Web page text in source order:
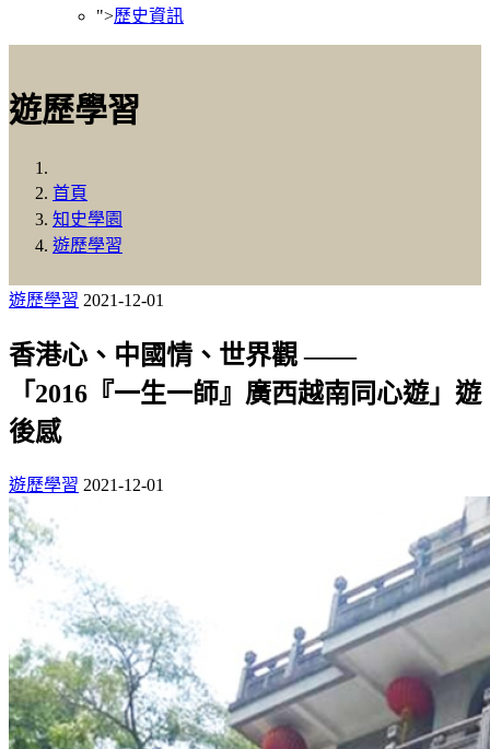
">歷史資訊
遊歷學習
首頁
知史學園
遊歷學習
遊歷學習 2021-12-01
香港心、中國情、世界觀 ——
「2016『一生一師』廣西越南同心遊」遊
後感
遊歷學習 2021-12-01